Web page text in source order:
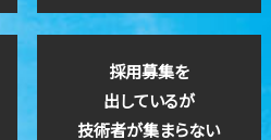
採用募集を
出しているが
技術者が集まらない